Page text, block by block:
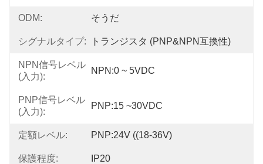
ODM: そうだ
シグナルタイプ: トランジスタ (PNP&NPN互換性)
NPN信号レベル
(入力):
NPN:0 ~ 5VDC
PNP信号レベル
(入力):
PNP:15 ~30VDC
定額レベル: PNP:24V ((18-36V)
保護程度: IP20